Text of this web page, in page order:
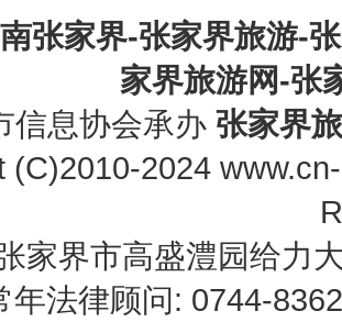
张家界-张家界旅游-
家界旅游网-张
信息协会承办 张家界
(C)2010-2024
家界市高盛澧园给力
年法律顾问: 0744-